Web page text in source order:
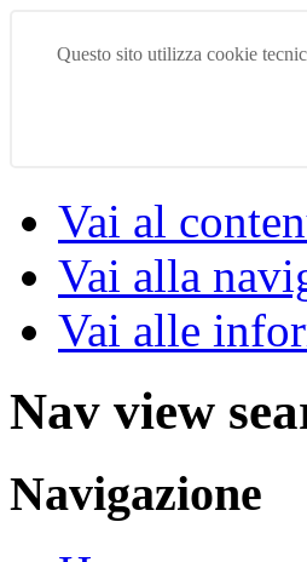
Questo sito utilizza cookie
Vai al
Vai alla
Vai alle
Nav view
Navigazione